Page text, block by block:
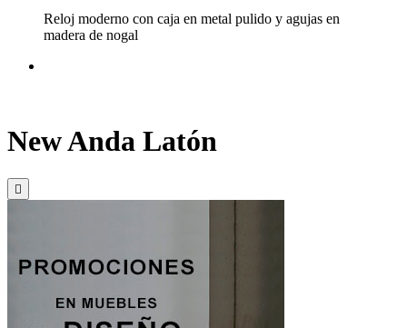
Reloj moderno con caja en metal pulido y agujas en
madera de nogal
New Anda Latón
